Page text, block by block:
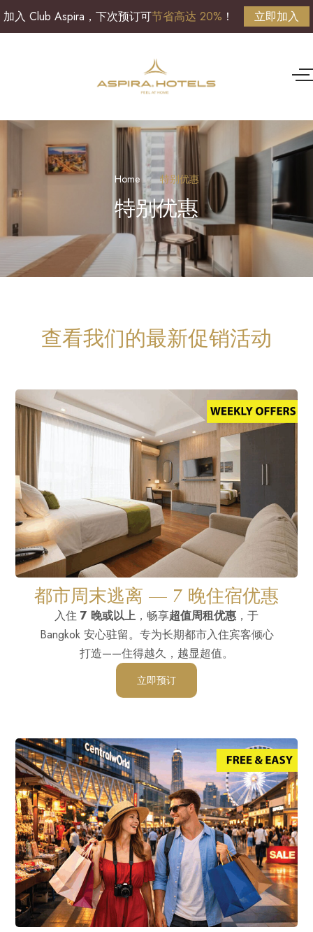
加入 Club Aspira，下次预订可节省高达 20% ！ 立即加入
Home 特别优惠
特别优惠
查看我们的最新促销活动
都市周末逃离 — 7 晚住宿优惠
入住 7 晚或以上 ，畅享超值周租优惠 ，于
Bangkok 安心驻留。专为长期都市入住宾客倾心
打造——住得越久，越显超值。
立即预订